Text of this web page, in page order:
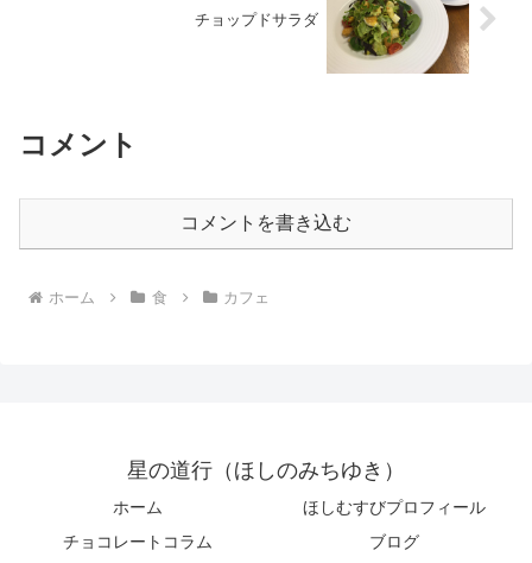
チョップドサラダ
コメント
コメントを書き込む
ホーム 食 カフェ
星の道行（ほしのみちゆき）
ホーム
ほしむすびプロフィール
チョコレートコラム
ブログ